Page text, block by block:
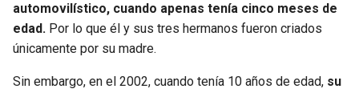
automovilístico, cuando apenas tenía cinco meses de
edad. Por lo que él y sus tres hermanos fueron criados
únicamente por su madre.
Sin embargo, en el 2002, cuando tenía 10 años de edad, su